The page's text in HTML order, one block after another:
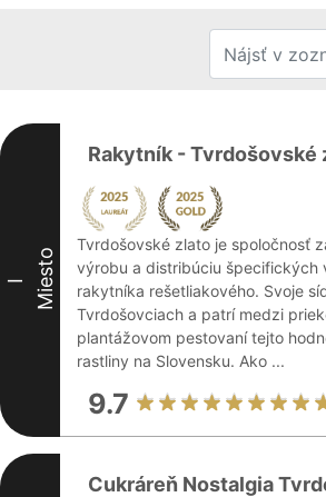
I Miesto
Rakytník - Tvrdošovské
Tvrdošovské zlato je spoločnosť
výrobu a distribúciu špecifických
rakytníka rešetliakového. Svoje
Tvrdošovciach a patrí medzi
plantážovom pestovaní tejto
rastliny na Slovensku. Ako ...
9.7
Cukráreň Nostalgia